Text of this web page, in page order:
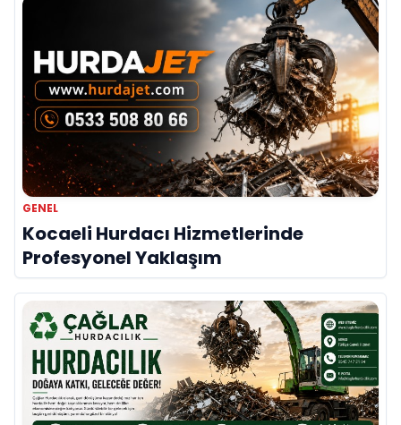
GENEL
Kocaeli Hurdacı Hizmetlerinde
Profesyonel Yaklaşım